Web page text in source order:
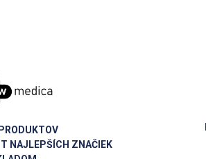
NAJLEPŠÍCH ZNAČIEK